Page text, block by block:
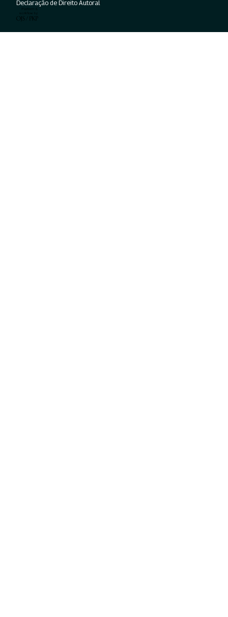
Declaração de Direito Autoral